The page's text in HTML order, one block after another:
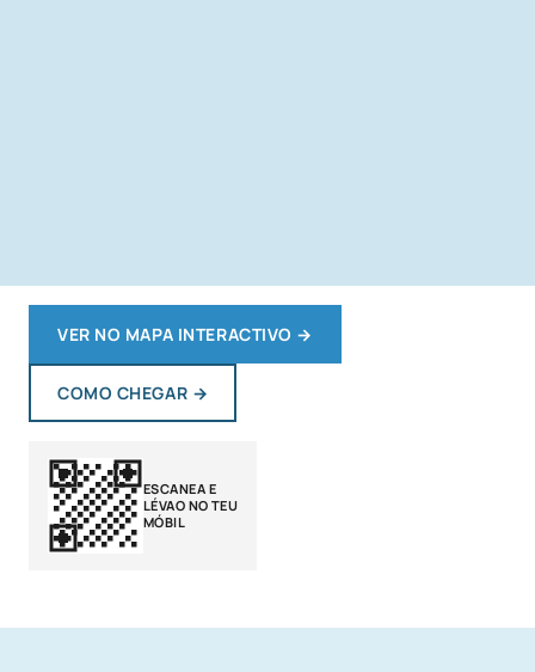
VER NO MAPA INTERACTIVO →
COMO CHEGAR →
ESCANEA E
LÉVAO NO TEU
MÓBIL